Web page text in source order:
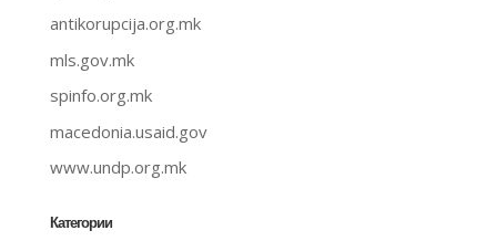
antikorupcija.org.mk
mls.gov.mk
spinfo.org.mk
macedonia.usaid.gov
www.undp.org.mk
Категории